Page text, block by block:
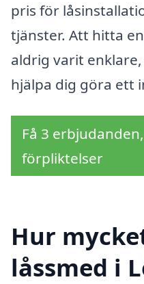
pris för
tjänster. Att hitta
aldrig varit
hjälpa dig göra ett
Få 3
förpliktelser
Hur
låssmed i